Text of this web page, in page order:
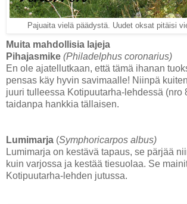
Pajuaita vielä päädystä. Uudet oksat pitäisi
Muita mahdollisia lajeja
Pihajasmike (Philadelphus coronarius)
En ole ajatellutkaan, että tämä ihanan
pensas käy hyvin savimaalle! Niinpä
juuri tulleessa Kotipuutarha-lehdessä (nro
taidanpa hankkia tällaisen.
Lumimarja (Symphoricarpos albus)
Lumimarja on kestävä tapaus, se pärjää
kuin varjossa ja kestää tiesuolaa. Se
Kotipuutarha-lehden jutussa.